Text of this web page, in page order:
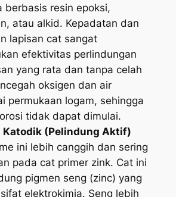
berbasis resin epoksi,
atau alkid. Kepadatan dan
lapisan cat sangat
efektivitas perlindungan
yang rata dan tanpa celah
oksigen dan air
permukaan logam, sehingga
tidak dapat dimulai.
Katodik (Pelindung Aktif)
ini lebih canggih dan sering
pada cat primer zink. Cat ini
pigmen seng (zinc) yang
elektrokimia. Seng lebih